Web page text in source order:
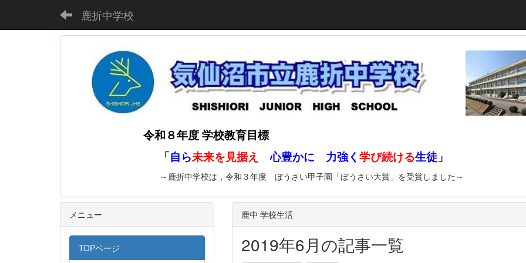
鹿折中学校
令和８年度 学校教育目標
「自ら未来を見据え 心豊かに 力強く 学び続ける生徒」
～鹿折中学校は，令和３年度 ぼうさい甲子園「ぼうさい大賞」を受賞しました～
鹿中 学校生活
2019年6月の記事一覧
メニュー
TOPページ